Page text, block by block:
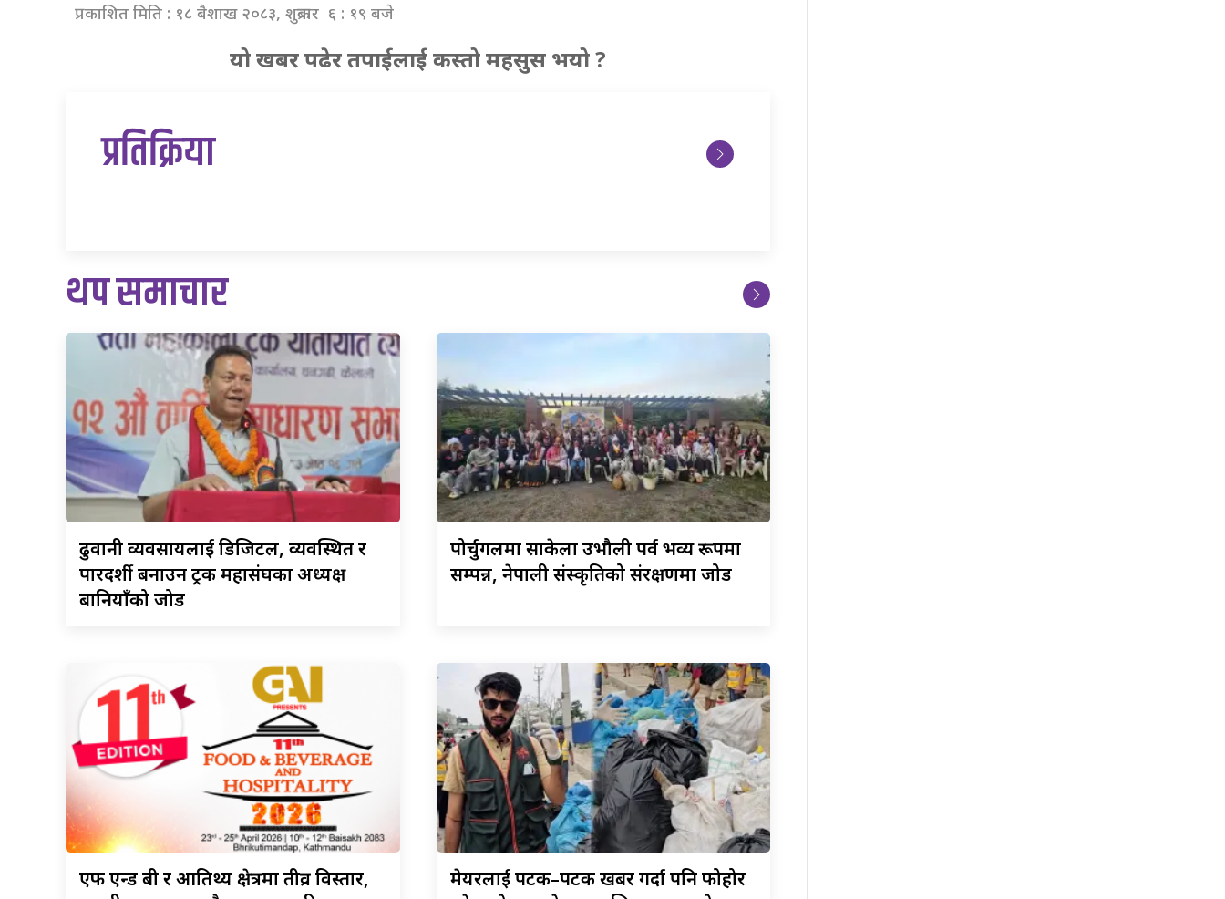
प्रकाशित मिति : १८ बैशाख २०८३, शुक्रबार ६ : १९ बजे
यो खबर पढेर तपाईलाई कस्तो महसुस भयो ?
प्रतिक्रिया
थप समाचार
ढुवानीव्यवसायलाई डिजिटल, व्यवस्थित र
पारदर्शी बनाउन ट्रक महासंघका अध्यक्ष
बानियाँको जोड
पोर्चुगलमासाकेला उभौली पर्व भव्य रूपमा
सम्पन्न, नेपाली संस्कृतिको संरक्षणमा जोड
एफएन्ड बी र आतिथ्य क्षेत्रमा तीव्र विस्तार,
मेयरलाईपटक–पटक खबर गर्दा पनि फोहोर